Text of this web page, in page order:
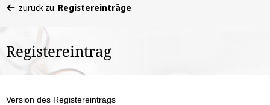
befinden
hier:
zurück zu: Registereinträge
Registereintrag
Version des Registereintrags